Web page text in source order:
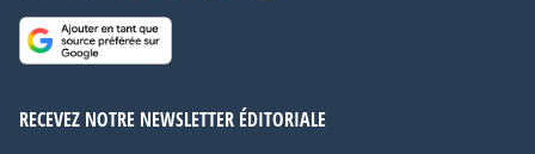
RECEVEZ NOTRE NEWSLETTER ÉDITORIALE